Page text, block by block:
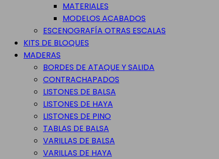
MATERIALES
MODELOS ACABADOS
ESCENOGRAFÍA OTRAS ESCALAS
KITS DE BLOQUES
MADERAS
BORDES DE ATAQUE Y SALIDA
CONTRACHAPADOS
LISTONES DE BALSA
LISTONES DE HAYA
LISTONES DE PINO
TABLAS DE BALSA
VARILLAS DE BALSA
VARILLAS DE HAYA